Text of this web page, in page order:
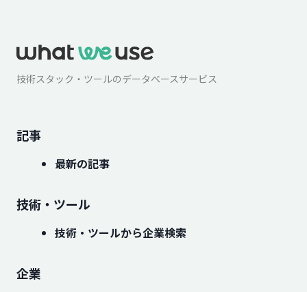
技術スタック・ツールのデータベースサービス
記事
最新の記事
技術・ツール
技術・ツールから企業検索
企業